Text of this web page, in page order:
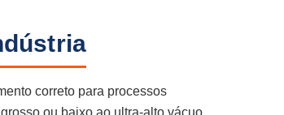
correto para processos
ou baixo ao ultra-alto vácuo.